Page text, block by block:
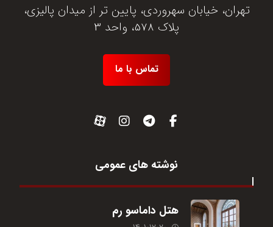
تهران، خیابان سهروردی، پایین تر از میدان پالیزی،
پلاک 578، واحد 3
تماس با ما
نوشته های عمومی
هتل داماسو رم